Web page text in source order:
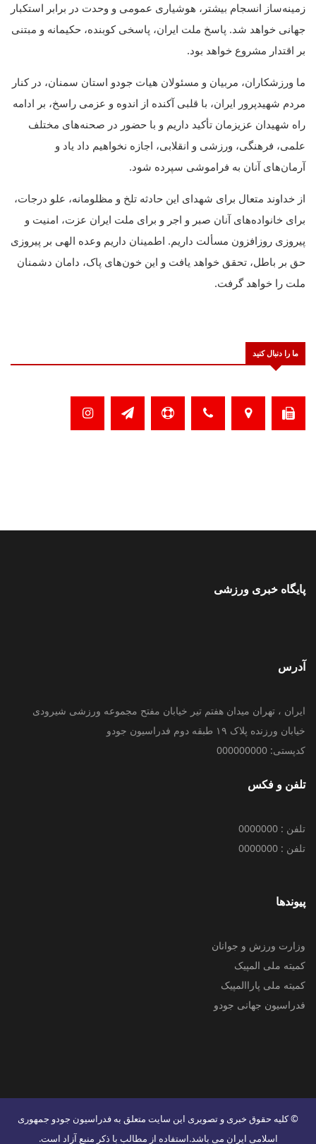
زمینه‌ساز انسجام بیشتر، هوشیاری عمومی و وحدت در برابر استکبار
جهانی خواهد شد. پاسخ ملت ایران، پاسخی کوبنده، حکیمانه و مبتنی
بر اقتدار مشروع خواهد بود.
ما ورزشکاران، مربیان و مسئولان هیات جودو استان سمنان، در کنار
مردم شهیدپرور ایران، با قلبی آکنده از اندوه و عزمی راسخ، بر ادامه
راه شهیدان عزیزمان تأکید داریم و با حضور در صحنه‌های مختلف
علمی، فرهنگی، ورزشی و انقلابی، اجازه نخواهیم داد یاد و
آرمان‌های آنان به فراموشی سپرده شود.
از خداوند متعال برای شهدای این حادثه تلخ و مظلومانه، علو درجات،
برای خانواده‌های آنان صبر و اجر و برای ملت ایران عزت، امنیت و
پیروزی روزافزون مسألت داریم. اطمینان داریم وعده الهی بر پیروزی
حق بر باطل، تحقق خواهد یافت و این خون‌های پاک، دامان دشمنان
ملت را خواهد گرفت.
ما را دنبال کنید
پایگاه خبری ورزشی
آدرس
ایران ، تهران میدان هفتم تیر خیابان مفتح مجموعه ورزشی شیرودی
خیابان ورزنده پلاک ۱۹ طبقه دوم فدراسیون جودو
کدپستی: 000000000
تلفن و فکس
تلفن : 0000000
تلفن : 0000000
پیوندها
وزارت ورزش و جوانان
کمیته ملی المپیک
کمیته ملی پاراالمپیک
فدراسیون جهانی جودو
© کليه حقوق خبری و تصويری اين سايت متعلق به فدراسیون جودو جمهوری
اسلامی ایران می باشد.استفاده از مطالب با ذكر منبع آزاد است.